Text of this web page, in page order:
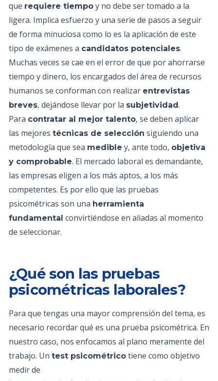
que requiere tiempo y no debe ser tomado a la
ligera. Implica esfuerzo y una serie de pasos a seguir
de forma minuciosa como lo es la aplicación de este
tipo de exámenes a candidatos potenciales.
Muchas veces se cae en el error de que por ahorrarse
tiempo y dinero, los encargados del área de recursos
humanos se conforman con realizar entrevistas
breves, dejándose llevar por la subjetividad.
Para contratar al mejor talento, se deben aplicar
las mejores técnicas de selección siguiendo una
metodología que sea medible y, ante todo, objetiva
y comprobable. El mercado laboral es demandante,
las empresas eligen a los más aptos, a los más
competentes. Es por ello que las pruebas
psicométricas son una herramienta
fundamental convirtiéndose en aliadas al momento
de seleccionar.
¿Qué son las pruebas
psicométricas laborales?
Para que tengas una mayor comprensión del tema, es
necesario recordar qué es una prueba psicométrica. En
nuestro caso, nos enfocamos al plano meramente del
trabajo. Un test psicométrico tiene como objetivo
medir de